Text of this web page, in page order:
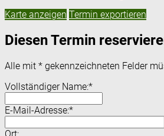
Karte anzeigen Termin exportieren
Diesen Termin
Alle mit * gekennzeichneten Felder
Vollständiger Name:*
E-Mail-Adresse:*
Ort: